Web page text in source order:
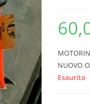
NUOVO
Esaurito